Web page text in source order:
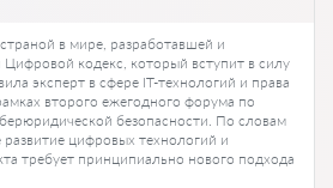
в мире, разработавшей и
кодекс, который вступит в силу
эксперт в сфере IT-технологий и права
второго ежегодного форума по
безопасности. По словам
цифровых технологий и
требует принципиально нового подхода